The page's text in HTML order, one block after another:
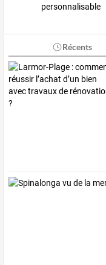
personnalisable
Récents